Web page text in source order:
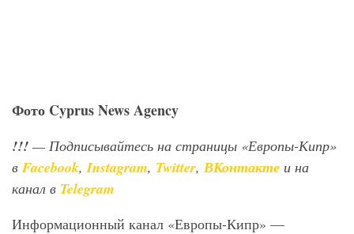
Фото CyprusNewsAgency
!!! — Подписывайтесь на страницы «Европы-Кипр»
в Facebook, Instagram, Twitter, ВКонтакте и на
канал в Telegram
Информационный канал «Европы-Кипр» —